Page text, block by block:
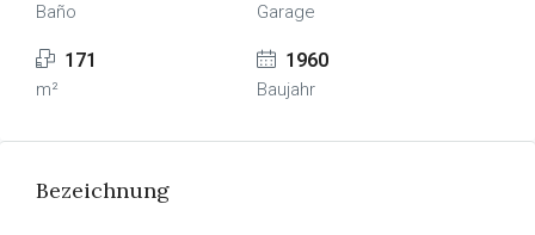
Baño Garage
171
m²
1960
Baujahr
Bezeichnung